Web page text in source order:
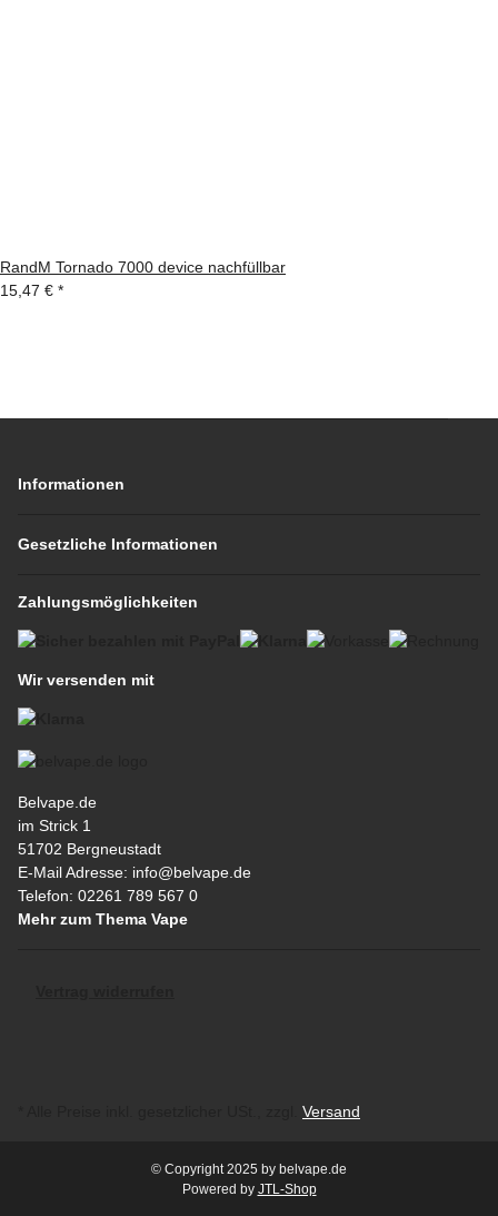
RandM Tornado 7000 device nachfüllbar
15,47 € *
Informationen
Gesetzliche Informationen
Zahlungsmöglichkeiten
Wir versenden mit
Belvape.de
im Strick 1
51702 Bergneustadt
E-Mail Adresse: info@belvape.de
Telefon: 02261 789 567 0
Mehr zum Thema Vape
Versand
© Copyright 2025 by belvape.de
Powered by JTL-Shop